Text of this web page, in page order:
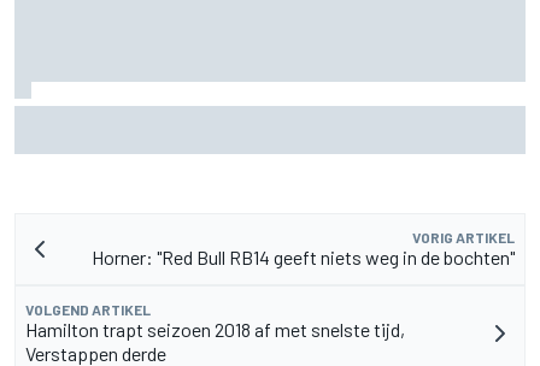
VORIG ARTIKEL
Horner: "Red Bull RB14 geeft niets weg in de bochten"
VOLGEND ARTIKEL
Hamilton trapt seizoen 2018 af met snelste tijd,
Verstappen derde